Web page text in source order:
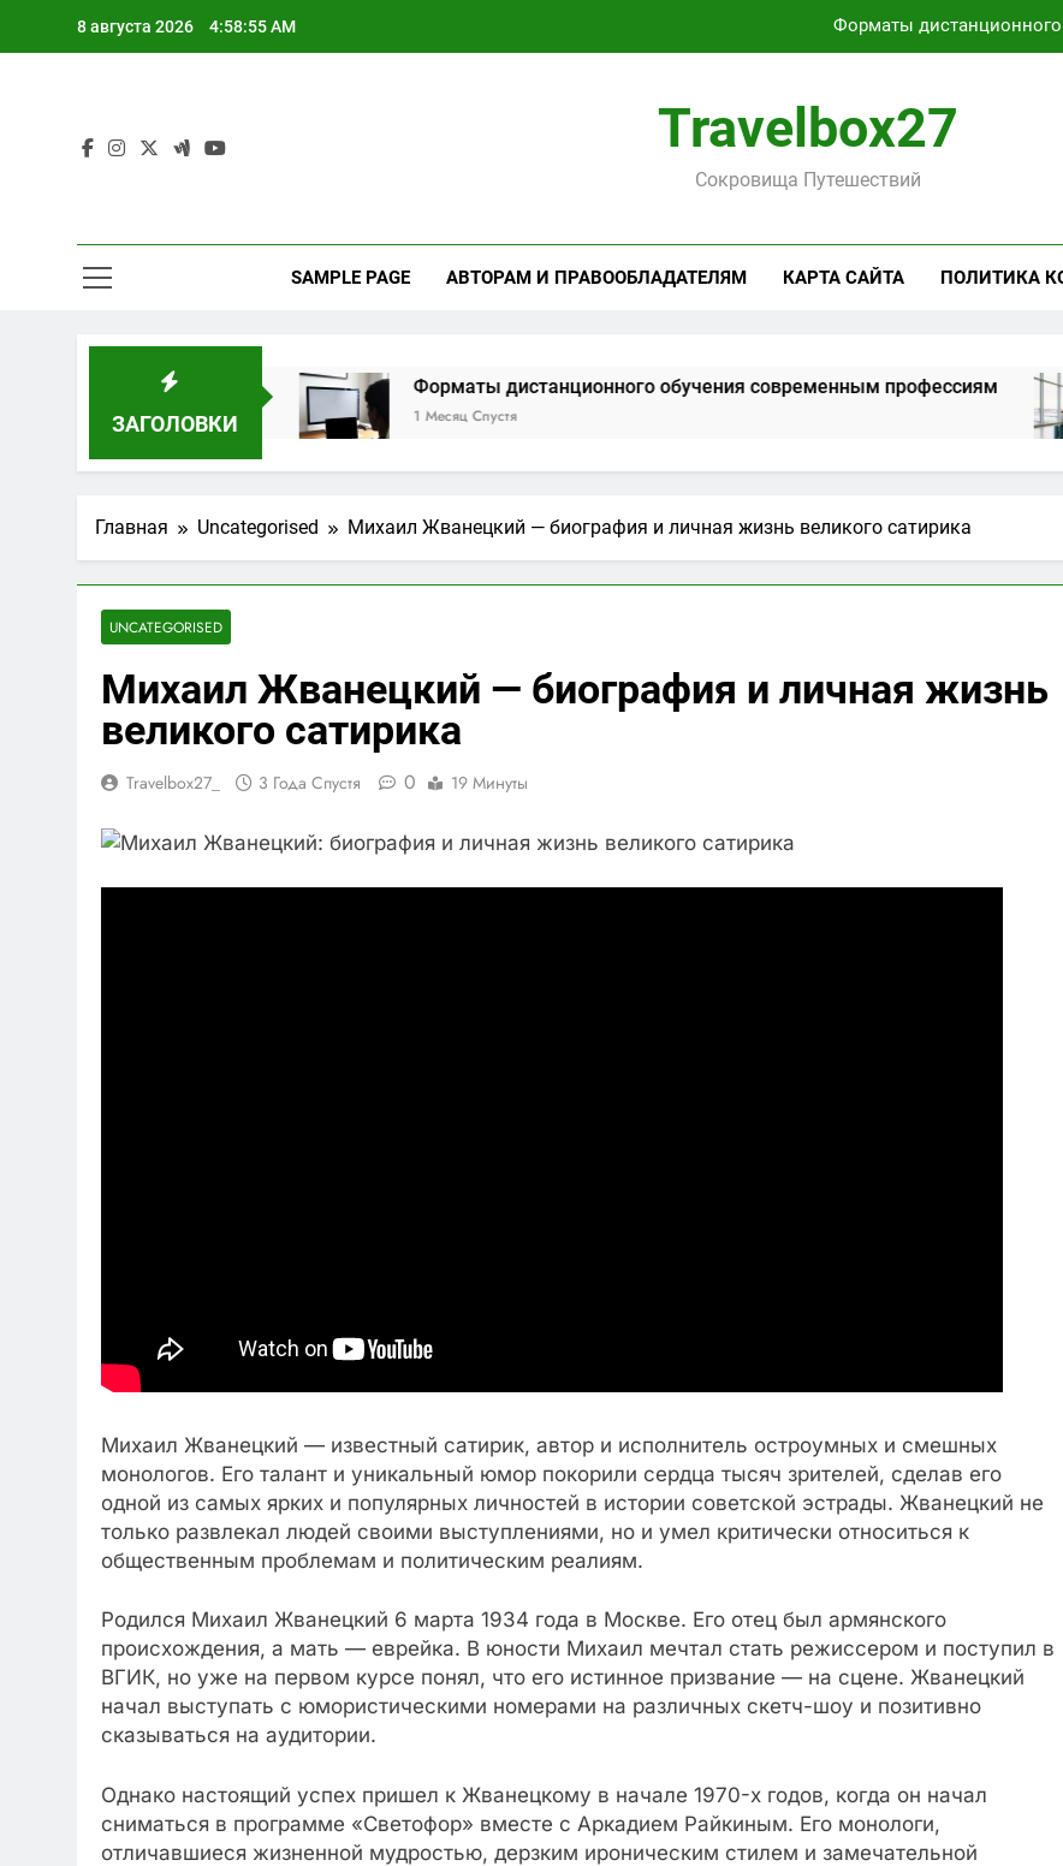
8 августа 2026 4:58:56 AM Характеристики легких чемоданов на колесах с
Активный отдых на Байкале летом и
Форматы
Способы получения и
Travelbox27
Сокровища Путешествий
SAMPLE PAGE АВТОРАМ И ПРАВООБЛАДАТЕЛЯМ КАРТА САЙТА ПОЛИТИКА
ЗАГОЛОВКИ
Форматы дистанционного обучения современным профессиям
1 Месяц Спустя 1
Главная Uncategorised Михаил Жванецкий — биография и личная жизнь великого сатирика
UNCATEGORISED
Михаил Жванецкий — биография и личная жизнь
великого сатирика
Travelbox27_ 3 Года Спустя 0 19 Минуты
Михаил Жванецкий — известный сатирик, автор и исполнитель остроумных и смешных
монологов. Его талант и уникальный юмор покорили сердца тысяч зрителей, сделав его
одной из самых ярких и популярных личностей в истории советской эстрады. Жванецкий не
только развлекал людей своими выступлениями, но и умел критически относиться к
общественным проблемам и политическим реалиям.
Родился Михаил Жванецкий 6 марта 1934 года в Москве. Его отец был армянского
происхождения, а мать — еврейка. В юности Михаил мечтал стать режиссером и поступил в
ВГИК, но уже на первом курсе понял, что его истинное призвание — на сцене. Жванецкий
начал выступать с юмористическими номерами на различных скетч-шоу и позитивно
сказываться на аудитории.
Однако настоящий успех пришел к Жванецкому в начале 1970-х годов, когда он начал
сниматься в программе «Светофор» вместе с Аркадием Райкиным. Его монологи,
отличавшиеся жизненной мудростью, дерзким ироническим стилем и замечательной